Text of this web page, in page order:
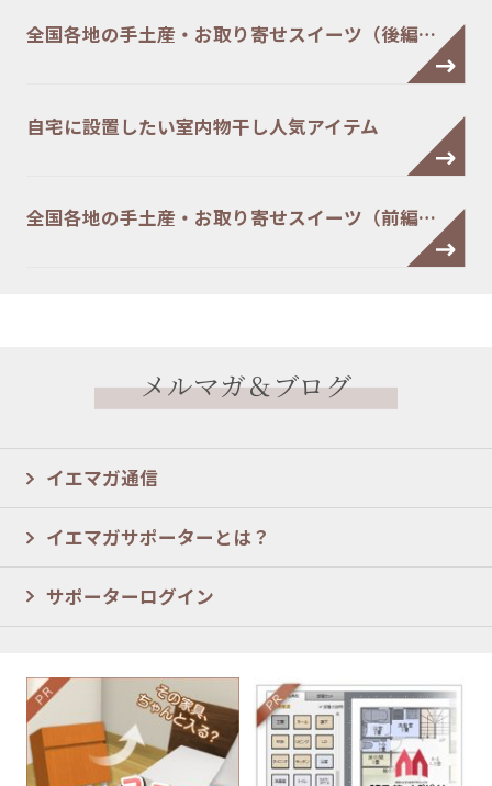
全国各地の手土産・お取り寄せスイーツ（後編…
自宅に設置したい室内物干し人気アイテム
全国各地の手土産・お取り寄せスイーツ（前編…
メルマガ＆ブログ
イエマガ通信
イエマガサポーターとは？
サポーターログイン